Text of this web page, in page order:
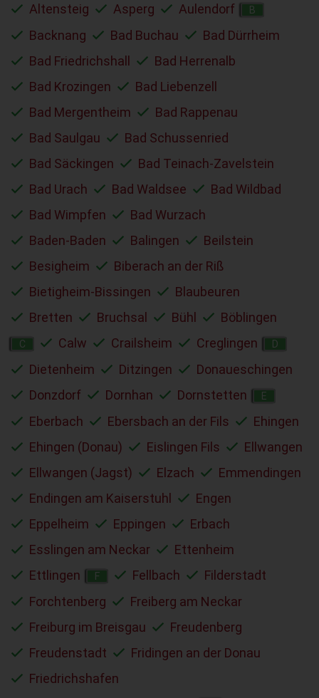
Altensteig
Asperg Aulendorf B
Backnang Bad Buchau
Bad Dürrheim
Bad Friedrichshall
Bad Herrenalb
Bad Krozingen
Bad Liebenzell
Bad Mergentheim
Bad Rappenau
Bad Saulgau
Bad Schussenried
Bad Säckingen
Bad Teinach-Zavelstein
Bad Urach
Bad Waldsee
Bad Wildbad
Bad Wimpfen
Bad Wurzach
Baden-Baden
Balingen
Beilstein
Besigheim
Biberach an der Riß
Bietigheim-Bissingen
Blaubeuren
Bretten
Bruchsal Bühl Böblingen
C Calw Crailsheim Creglingen D
Dietenheim Ditzingen
Donaueschingen
Donzdorf
Dornhan Dornstetten E
Eberbach Ebersbach an der Fils
Ehingen
Ehingen (Donau)
Eislingen Fils
Ellwangen
Ellwangen (Jagst)
Elzach
Emmendingen
Endingen am Kaiserstuhl
Engen
Eppelheim
Eppingen
Erbach
Esslingen am Neckar
Ettenheim
Ettlingen
F Fellbach
Filderstadt
Forchtenberg
Freiberg am Neckar
Freiburg im Breisgau
Freudenberg
Freudenstadt
Fridingen an der Donau
Friedrichshafen